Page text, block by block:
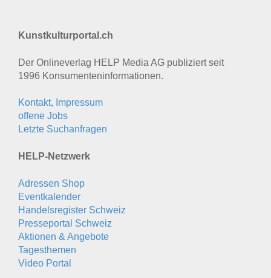
Kunstkulturportal.ch
Der Onlineverlag HELP Media AG publiziert seit
1996 Konsumenten­informationen.
Kontakt, Impressum
offene Jobs
Letzte Suchanfragen
HELP-Netzwerk
Adressen Shop
Eventkalender
Handelsregister Schweiz
Presseportal Schweiz
Aktionen & Angebote
Tagesthemen
Video Portal